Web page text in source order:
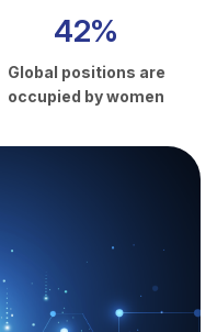
42%
Global positions are
occupied by women